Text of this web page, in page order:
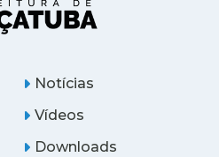
Notícias
Vídeos
Downloads